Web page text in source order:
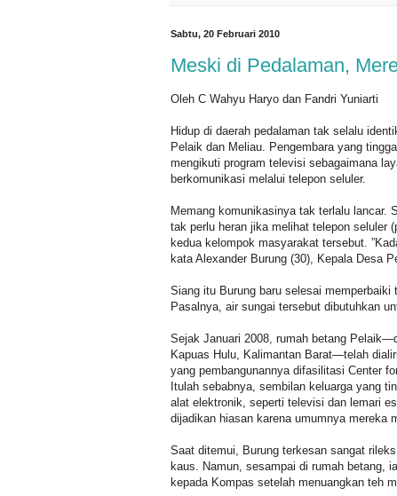
Sabtu, 20 Februari 2010
Meski di Pedalaman,
Oleh C Wahyu Haryo dan Fandri Yuniarti
Hidup di daerah pedalaman tak selalu
Pelaik dan Meliau. Pengembara yang
mengikuti program televisi sebagaimana
berkomunikasi melalui telepon seluler.
Memang komunikasinya tak terlalu lancar.
tak perlu heran jika melihat telepon seluler
kedua kelompok masyarakat tersebut.
kata Alexander Burung (30), Kepala Desa
Siang itu Burung baru selesai memperbaiki
Pasalnya, air sungai tersebut dibutuhkan
Sejak Januari 2008, rumah betang
Kapuas Hulu, Kalimantan Barat—telah
yang pembangunannya difasilitasi Center
Itulah sebabnya, sembilan keluarga yang
alat elektronik, seperti televisi dan lemari
dijadikan hiasan karena umumnya mereka
Saat ditemui, Burung terkesan sangat
kaus. Namun, sesampai di rumah betang,
kepada Kompas setelah menuangkan teh